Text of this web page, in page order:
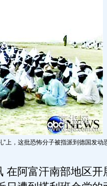
”上，这批恐怖分子被指派到德国发动
阿富汗南部地区开